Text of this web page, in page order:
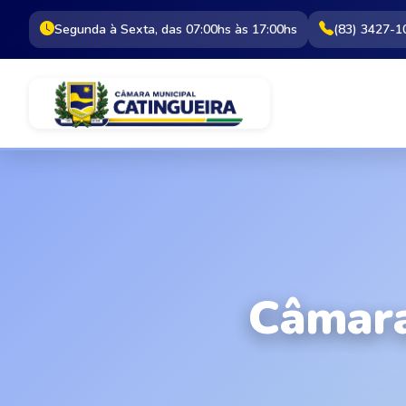
Segunda à Sexta, das 07:00hs às 17:00hs (83) 3427-